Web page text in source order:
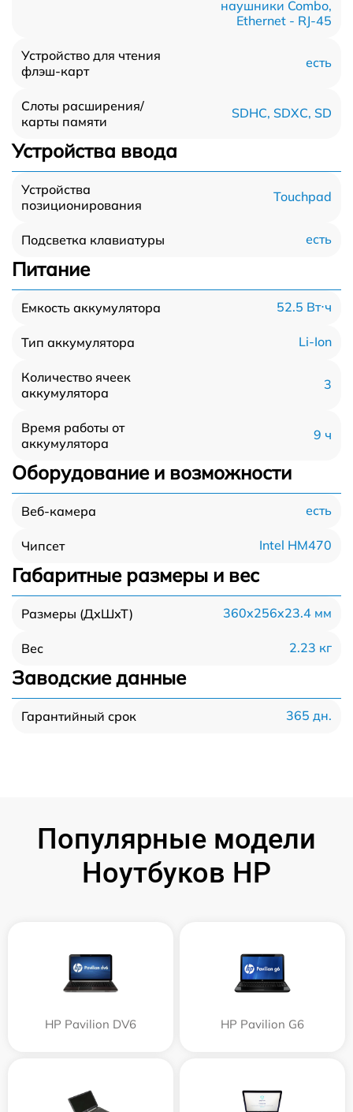
наушники Combo,
Ethernet - RJ-45
Устройство для чтения
флэш-карт
есть
Слоты расширения/
карты памяти
SDHC, SDXC, SD
Устройства ввода
Устройства
позиционирования
Touchpad
Подсветка клавиатуры есть
Питание
Емкость аккумулятора 52.5 Вт⋅ч
Тип аккумулятора Li-Ion
Количество ячеек
аккумулятора
3
Время работы от
аккумулятора
9 ч
Оборудование и возможности
Веб-камера есть
Чипсет Intel HM470
Габаритные размеры и вес
Размеры (ДхШхТ) 360x256x23.4 мм
Вес 2.23 кг
Заводские данные
Гарантийный срок 365 дн.
Популярные модели
Ноутбуков HP
HP Pavilion DV6 HP Pavilion G6